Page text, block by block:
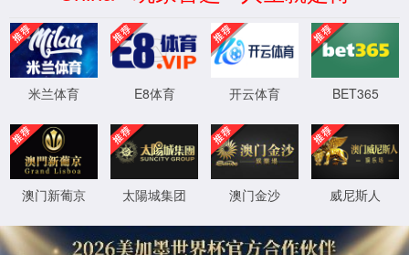
研究生教育
研究生课程介绍
学位管理
博士研究生申请学位时科研成果